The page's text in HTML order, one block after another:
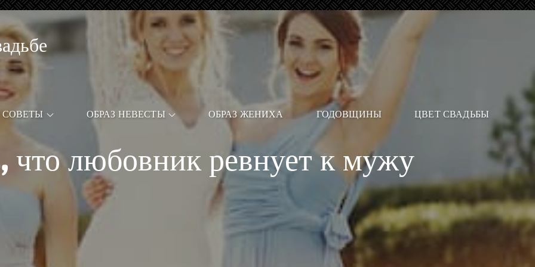
СОВЕТЫ ОБРАЗ НЕВЕСТЫ ОБРАЗ ЖЕНИХА ГОДОВЩИНЫ ЦВЕТ СВАДЬБЫ
что любовник ревнует к мужу